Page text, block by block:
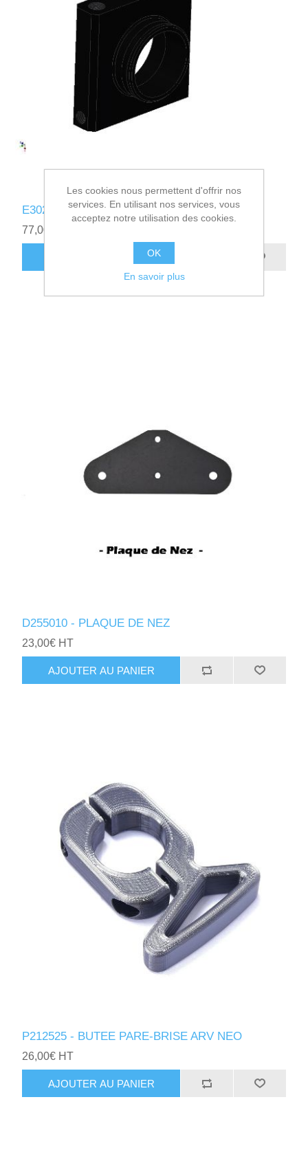
E302600 - RECHAUFFE CARBURATEUR EAU
77,00€ HT
AJOUTER AU PANIER
D255010 - PLAQUE DE NEZ
23,00€ HT
AJOUTER AU PANIER
P212525 - BUTEE PARE-BRISE ARV NEO
26,00€ HT
AJOUTER AU PANIER
Les cookies nous permettent d'offrir nos
services. En utilisant nos services, vous
acceptez notre utilisation des cookies.
OK
En savoir plus